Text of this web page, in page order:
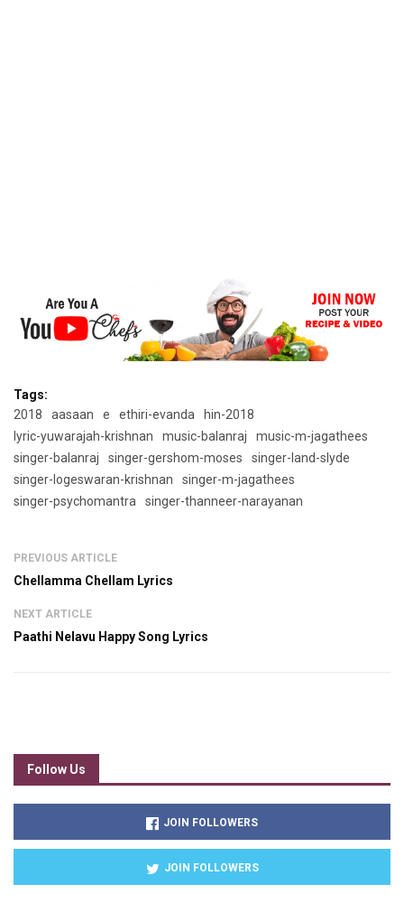
Tags:
2018
aasaan e ethiri-evanda
hin-2018
lyric-yuwarajah-krishnan
music-balanraj
music-m-jagathees
singer-balanraj
singer-gershom-moses
singer-land-slyde
singer-logeswaran-krishnan
singer-m-jagathees
singer-psychomantra
singer-thanneer-narayanan
PREVIOUS ARTICLE
Chellamma Chellam Lyrics
NEXT ARTICLE
Paathi Nelavu Happy Song Lyrics
Follow Us
JOIN FOLLOWERS
JOIN FOLLOWERS